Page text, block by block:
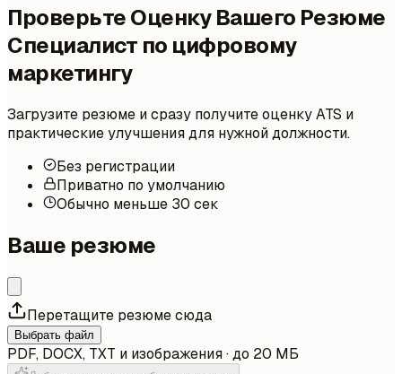
Проверьте Оценку Вашего Резюме
Специалист по цифровому
маркетингу
Загрузите резюме и сразу получите оценку ATS и
практические улучшения для нужной должности.
Без регистрации
Приватно по умолчанию
Обычно меньше 30 сек
Ваше резюме
Перетащите резюме сюда
Выбрать файл
PDF, DOCX, TXT и изображения · до 20 МБ